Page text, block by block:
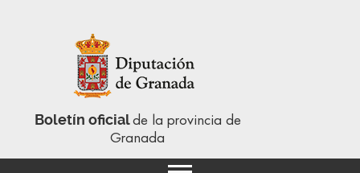
Boletín oficialde la provincia de
Granada